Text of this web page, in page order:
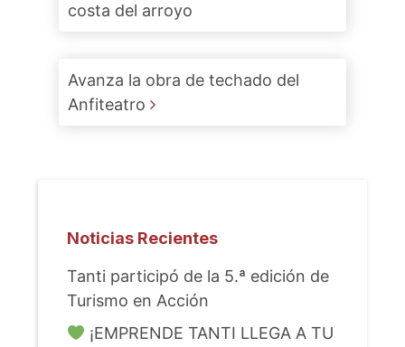
costa del arroyo
Avanza la obra de techado del
Anfiteatro
Noticias Recientes
Tanti participó de la 5.ª edición de
Turismo en Acción
¡EMPRENDE TANTI LLEGA A TU